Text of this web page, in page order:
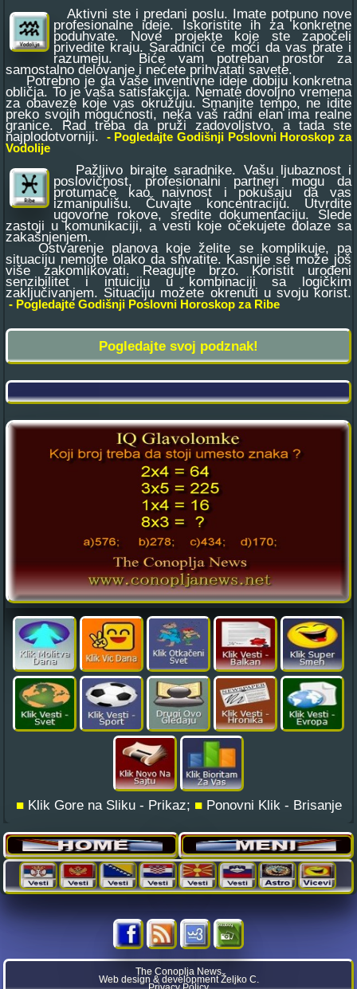
Aktivni ste i predani poslu. Imate potpuno nove
profesionalne ideje. Iskoristite ih za konkretne
poduhvate. Nove projekte koje ste započeli
privedite kraju. Saradnici će moći da vas prate i
razumeju. Biće vam potreban prostor za
samostalno delovanje i nećete prihvatati savete.
Potrebno je da vaše inventivne ideje dobiju konkretna
obličja. To je vaša satisfakcija. Nemate dovoljno vremena
za obaveze koje vas okružuju. Smanjite tempo, ne idite
preko svojih mogućnosti, neka vaš radni elan ima realne
granice. Rad treba da pruži zadovoljstvo, a tada ste
najplodotvorniji.
- Pogledajte Godišnji Poslovni Horoskop za
Vodolije
Pažljivo birajte saradnike. Vašu ljubaznost i
poslovičnost, profesionalni partneri mogu da
protumače kao naivnost i pokušaju da vas
izmanipulišu. Čuvajte koncentraciju. Utvrdite
ugovorne rokove, sredite dokumentaciju. Slede
zastoji u komunikaciji, a vesti koje očekujete dolaze sa
zakašnjenjem.
Ostvarenje planova koje želite se komplikuje, pa
situaciju nemojte olako da shvatite. Kasnije se može još
više zakomlikovati. Reagujte brzo. Koristit urođeni
senzibilitet i intuiciju u kombinaciji sa logičkim
zaključivanjem. Situaciju možete okrenuti u svoju korist.
- Pogledajte Godišnji Poslovni Horoskop za Ribe
Pogledajte svoj podznak!
■ Klik Gore na Sliku - Prikaz; ■ Ponovni Klik - Brisanje